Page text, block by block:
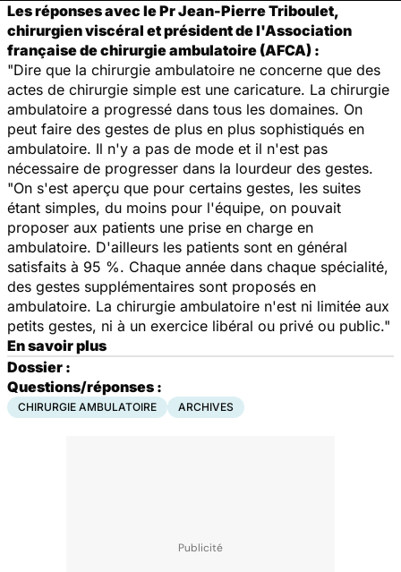
Les réponses avec le Pr Jean-Pierre Triboulet,
chirurgien viscéral et président de l'Association
française de chirurgie ambulatoire (AFCA) :
"Dire que la chirurgie ambulatoire ne concerne que des
actes de chirurgie simple est une caricature. La chirurgie
ambulatoire a progressé dans tous les domaines. On
peut faire des gestes de plus en plus sophistiqués en
ambulatoire. Il n'y a pas de mode et il n'est pas
nécessaire de progresser dans la lourdeur des gestes.
"On s'est aperçu que pour certains gestes, les suites
étant simples, du moins pour l'équipe, on pouvait
proposer aux patients une prise en charge en
ambulatoire. D'ailleurs les patients sont en général
satisfaits à 95 %. Chaque année dans chaque spécialité,
des gestes supplémentaires sont proposés en
ambulatoire. La chirurgie ambulatoire n'est ni limitée aux
petits gestes, ni à un exercice libéral ou privé ou public."
En savoir plus
Dossier :
Questions/réponses :
CHIRURGIE AMBULATOIRE ARCHIVES